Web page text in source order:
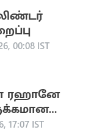
00:08 IST
ரஹானே
17:07 IST